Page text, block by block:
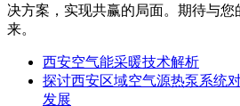
决方案，实现共赢的局面。期待与您
来。
西安空气能采暖技术解析
探讨西安区域空气源热泵系统
发展